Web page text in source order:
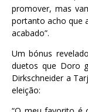
promover, mas
portanto acho que
acabado”.
Um bónus
duetos que Doro
Dirkschneider a
eleição: